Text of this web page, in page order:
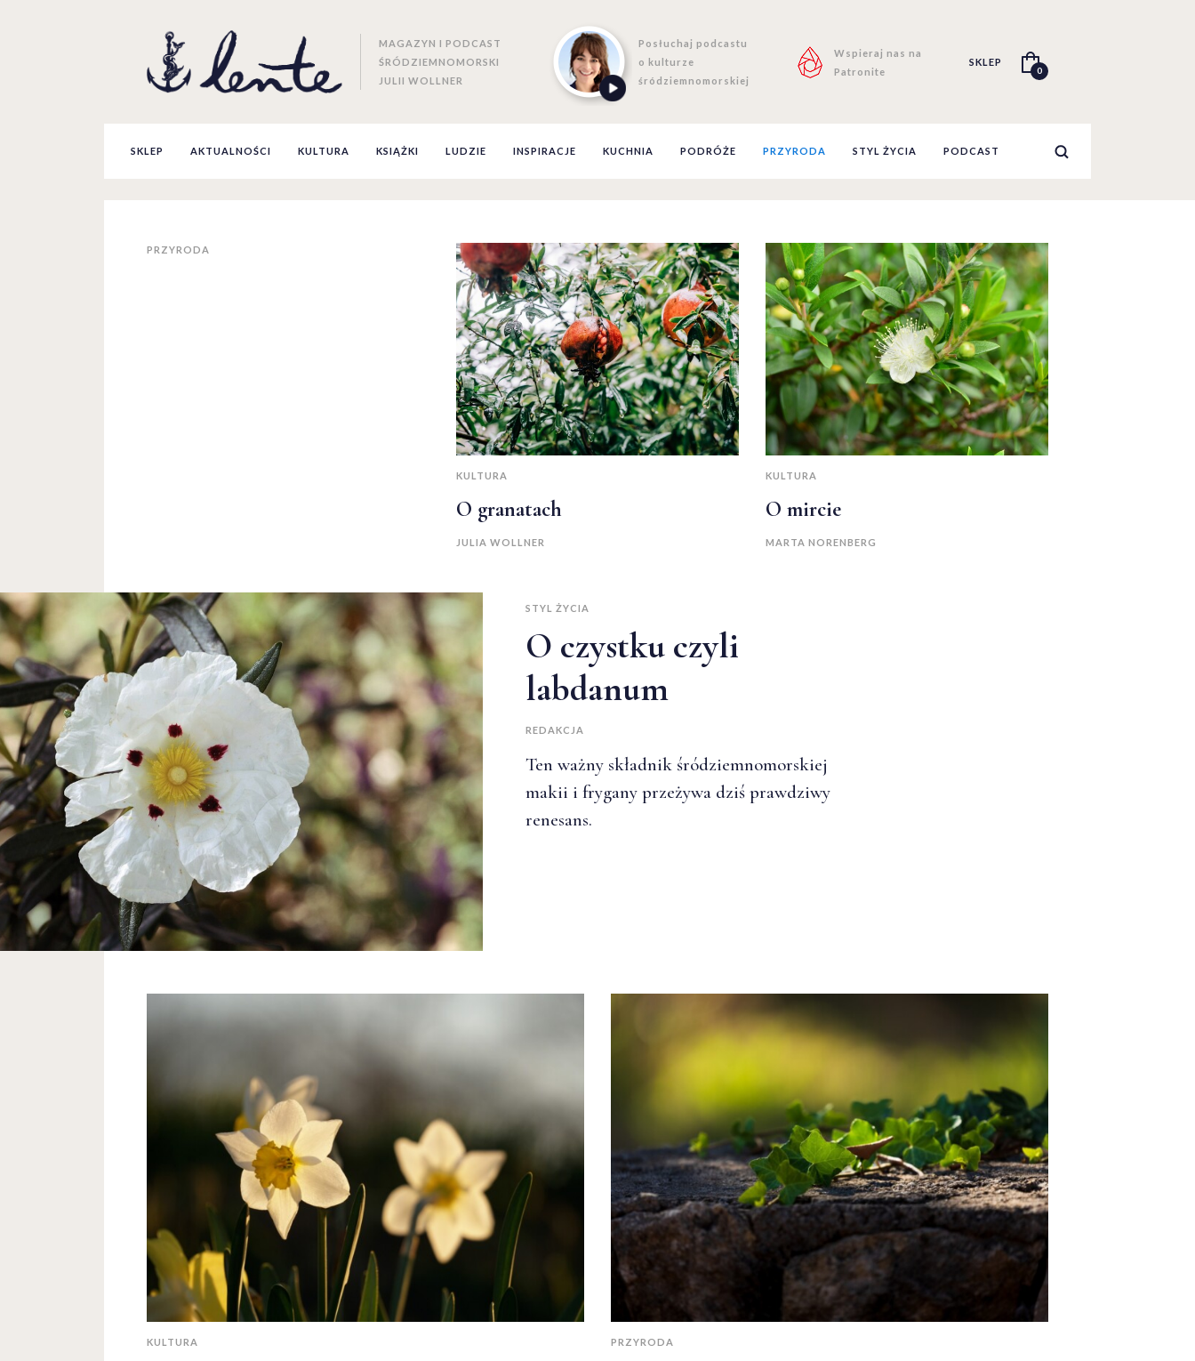
MAGAZYN I PODCAST
ŚRÓDZIEMNOMORSKI
JULII WOLLNER
Posłuchaj podcastu
o kulturze
śródziemnomorskiej
Wspieraj nas na
Patronite
SKLEP
0
SKLEP AKTUALNOŚCI KULTURA KSIĄŻKI LUDZIE INSPIRACJE KUCHNIA PODRÓŻE PRZYRODA STYL ŻYCIA PODCAST
PRZYRODA
KULTURA
O granatach
JULIA WOLLNER
KULTURA
O mircie
MARTA NORENBERG
STYL ŻYCIA
O czystku czyli
labdanum
REDAKCJA
Ten ważny składnik śródziemnomorskiej
makii i frygany przeżywa dziś prawdziwy
renesans.
KULTURA PRZYRODA